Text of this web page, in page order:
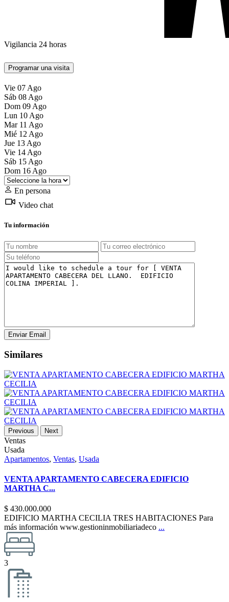
Vigilancia 24 horas
Programar una visita
Vie 07 Ago
Sáb 08 Ago
Dom 09 Ago
Lun 10 Ago
Mar 11 Ago
Mié 12 Ago
Jue 13 Ago
Vie 14 Ago
Sáb 15 Ago
Dom 16 Ago
En persona
Video chat
Tu información
Similares
Previous Next
Ventas
Usada
Apartamentos, Ventas, Usada
VENTA APARTAMENTO CABECERA EDIFICIO
MARTHA C...
$ 430.000.000
EDIFICIO MARTHA CECILIA TRES HABITACIONES Para
más información www.gestioninmobiliariadeco ...
3